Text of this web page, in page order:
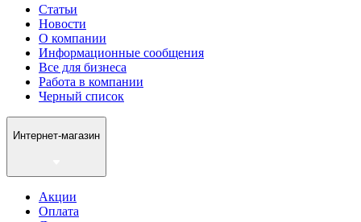
Статьи
Новости
О компании
Информационные сообщения
Все для бизнеса
Работа в компании
Черный список
Интернет-магазин
Акции
Оплата